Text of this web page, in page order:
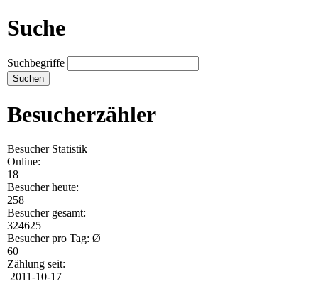
Suche
Suchbegriffe
Besucherzähler
Besucher Statistik
Online:
18
Besucher heute:
258
Besucher gesamt:
324625
Besucher pro Tag: Ø
60
Zählung seit:
2011-10-17